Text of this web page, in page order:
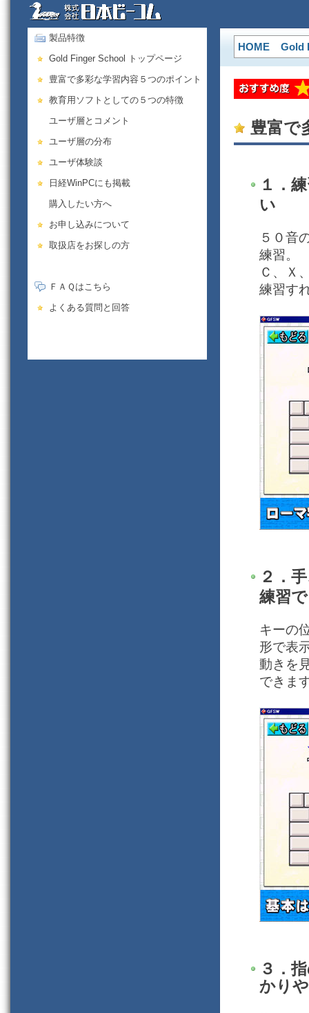
製品特徴
Gold Finger School トップページ
豊富で多彩な学習内容５つのポイント
教育用ソフトとしての５つの特徴
ユーザ層とコメント
ユーザ層の分布
ユーザ体験談
日経WinPCにも掲載
購入したい方へ
お申し込みについて
取扱店をお探しの方
ＦＡＱはこちら
よくある質問と回答
HOME Gold
豊富で
１．
い
５０音
練習。
Ｃ、Ｘ
練習す
２．
練習
キーの
形で表
動きを
できま
３．
かり